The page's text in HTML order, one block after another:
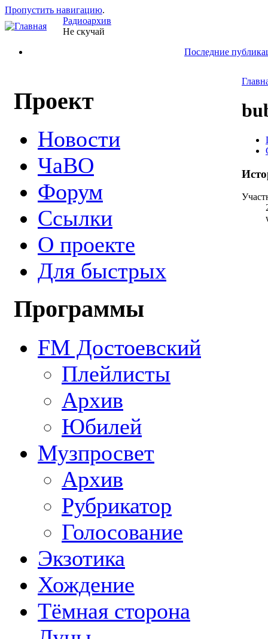
Пропустить навигацию.
Радиоархив
Не скучай
Последние
Проект
Новости
ЧаВО
Форум
Ссылки
О проекте
Для быстрых
Программы
FM Достоевский
Плейлисты
Архив
Юбилей
Музпросвет
Архив
Рубрикатор
Голосование
Экзотика
Хождение
Тёмная сторона